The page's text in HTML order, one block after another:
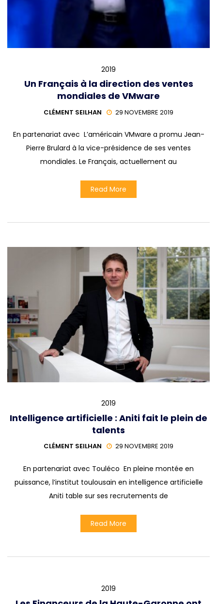
2019
Un Français à la direction des ventes
mondiales de VMware
CLÉMENT SEILHAN 29 NOVEMBRE 2019
En partenariat avec L’américain VMware a promu Jean-
Pierre Brulard à la vice-présidence de ses ventes
mondiales. Le Français, actuellement au
Read More
2019
Intelligence artificielle : Aniti fait le plein de
talents
CLÉMENT SEILHAN 29 NOVEMBRE 2019
En partenariat avec Touléco En pleine montée en
puissance, l’institut toulousain en intelligence artificielle
Aniti table sur ses recrutements de
Read More
2019